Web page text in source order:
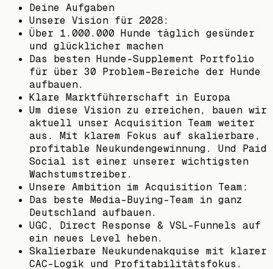
Deine Aufgaben
Unsere Vision für 2028:
Über 1.000.000 Hunde täglich gesünder
und glücklicher machen
Das besten Hunde-Supplement Portfolio
für über 30 Problem-Bereiche der Hunde
aufbauen.
Klare Marktführerschaft in Europa
Um diese Vision zu erreichen, bauen wir
aktuell unser Acquisition Team weiter
aus. Mit klarem Fokus auf skalierbare,
profitable Neukundengewinnung. Und Paid
Social ist einer unserer wichtigsten
Wachstumstreiber.
Unsere Ambition im Acquisition Team:
Das beste Media-Buying-Team in ganz
Deutschland aufbauen.
UGC, Direct Response & VSL-Funnels auf
ein neues Level heben.
Skalierbare Neukundenakquise mit klarer
CAC-Logik und Profitabilitätsfokus.